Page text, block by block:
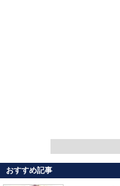
おすすめ記事